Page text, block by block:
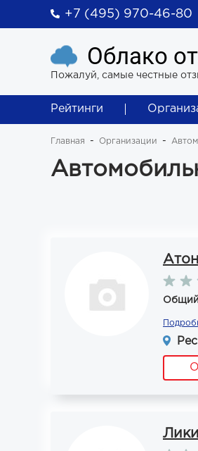
+7 (495) 970-46-80
Облако
Пожалуй, самые честные
Рейтинги
Главная Организации